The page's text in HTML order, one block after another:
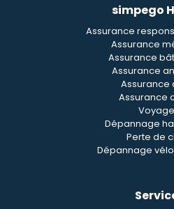
simpego
Assurance
Assurance
Assurance
Assurance
Assurance
Assurance
Voyage
Dépannage
Perte de
Dépannage